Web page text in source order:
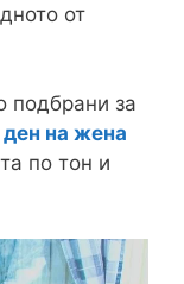
от
подбрани за
на жена
по тон и